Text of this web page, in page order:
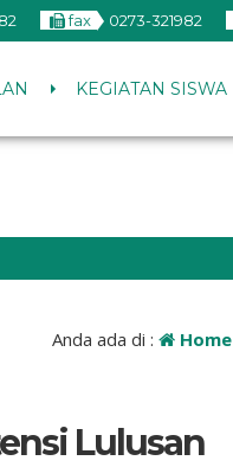
fax 0273-321982
KEGIATAN SISWA
Anda ada di : Home
Lulusan